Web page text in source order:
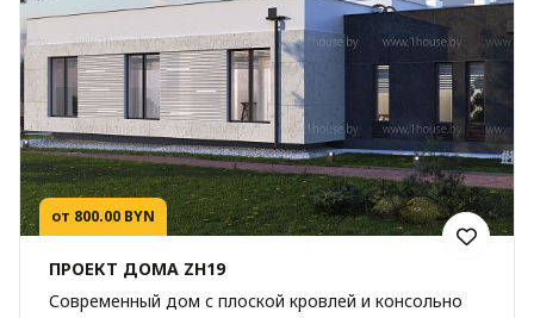
от 800.00 BYN
ПРОЕКТ ДОМА ZH19
Современный дом с плоской кровлей и консольно